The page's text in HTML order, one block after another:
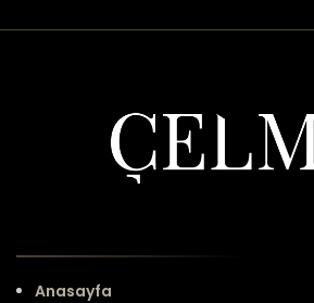
Anasayfa